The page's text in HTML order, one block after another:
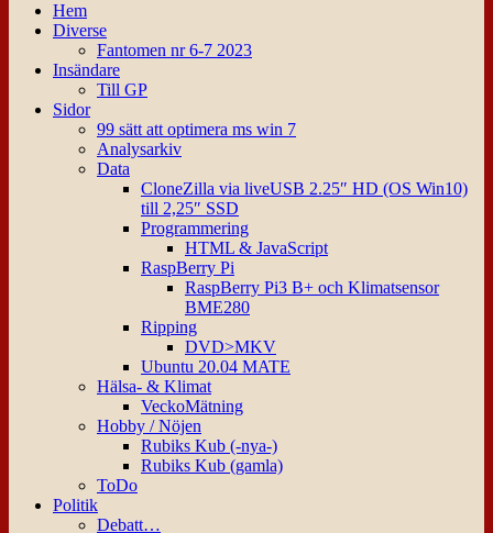
Hem
Diverse
Fantomen nr 6-7 2023
Insändare
Till GP
Sidor
99 sätt att optimera ms win 7
Analysarkiv
Data
CloneZilla via liveUSB 2.25″ HD (OS Win10)
till 2,25″ SSD
Programmering
HTML & JavaScript
RaspBerry Pi
RaspBerry Pi3 B+ och Klimatsensor
BME280
Ripping
DVD>MKV
Ubuntu 20.04 MATE
Hälsa- & Klimat
VeckoMätning
Hobby / Nöjen
Rubiks Kub (-nya-)
Rubiks Kub (gamla)
ToDo
Politik
Debatt…